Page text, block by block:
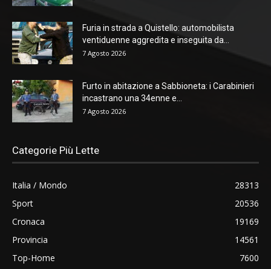
Furia in strada a Quistello: automobilista
ventiduenne aggredita e inseguita da...
7 Agosto 2026
Furto in abitazione a Sabbioneta: i Carabinieri
incastrano una 34enne e...
7 Agosto 2026
Categorie Più Lette
Italia / Mondo
28313
Sport
20536
Cronaca
19169
Provincia
14561
Top-Home
7600